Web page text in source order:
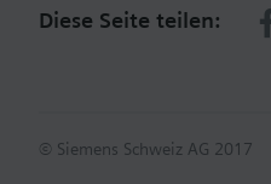
Diese Seite teilen:
© Siemens Schweiz AG 2017